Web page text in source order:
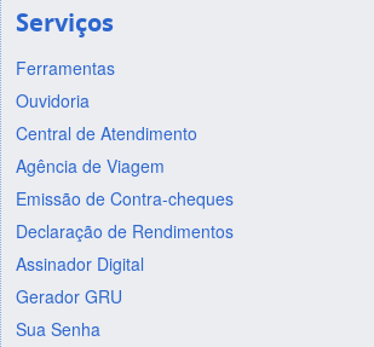
Serviços
Ferramentas
Ouvidoria
Central de Atendimento
Agência de Viagem
Emissão de Contra-cheques
Declaração de Rendimentos
Assinador Digital
Gerador GRU
Sua Senha